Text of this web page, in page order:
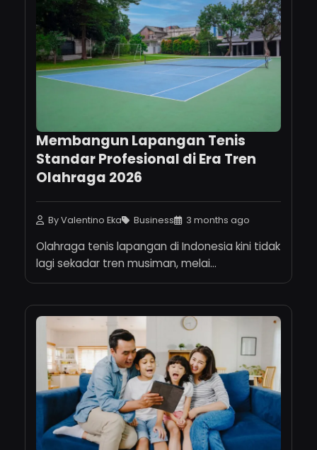
Membangun Lapangan Tenis
Standar Profesional di Era Tren
Olahraga 2026
By Valentino Eka Business 3 months ago
Olahraga tenis lapangan di Indonesia kini tidak
lagi sekadar tren musiman, melai...